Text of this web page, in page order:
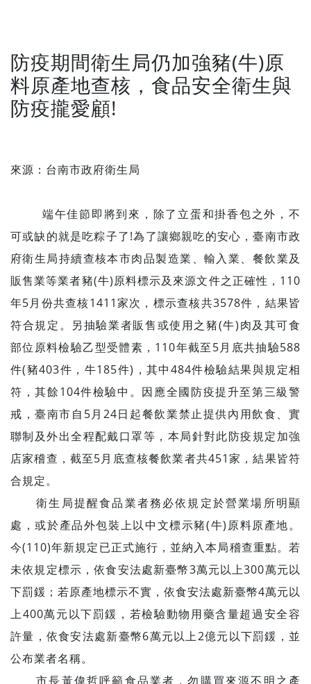
防疫期間衛生局仍加強豬(牛)原
料原產地查核，食品安全衛生與
防疫攏愛顧!
來源：台南市政府衛生局
端午佳節即將到來，除了立蛋和掛香包之外，不
可或缺的就是吃粽子了!為了讓鄉親吃的安心，臺南市政
府衛生局持續查核本市肉品製造業、輸入業、餐飲業及
販售業等業者豬(牛)原料標示及來源文件之正確性，110
年5月份共查核1411家次，標示查核共3578件，結果皆
符合規定。另抽驗業者販售或使用之豬(牛)肉及其可食
部位原料檢驗乙型受體素，110年截至5月底共抽驗588
件(豬403件，牛185件)，其中484件檢驗結果與規定相
符，其餘104件檢驗中。因應全國防疫提升至第三級警
戒，臺南市自5月24日起餐飲業禁止提供內用飲食、實
聯制及外出全程配戴口罩等，本局針對此防疫規定加強
店家稽查，截至5月底查核餐飲業者共451家，結果皆符
合規定。
衛生局提醒食品業者務必依規定於營業場所明顯
處，或於產品外包裝上以中文標示豬(牛)原料原產地。
今(110)年新規定已正式施行，並納入本局稽查重點。若
未依規定標示，依食安法處新臺幣3萬元以上300萬元以
下罰鍰；若原產地標示不實，依食安法處新臺幣4萬元以
上400萬元以下罰鍰，若檢驗動物用藥含量超過安全容
許量，依食安法處新臺幣6萬元以上2億元以下罰鍰，並
公布業者名稱。
市長黃偉哲呼籲食品業者，勿購買來源不明之產